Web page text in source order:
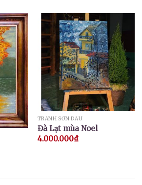
TRANH SƠN DẦU
Đà Lạt mùa Noel
4.000.000₫